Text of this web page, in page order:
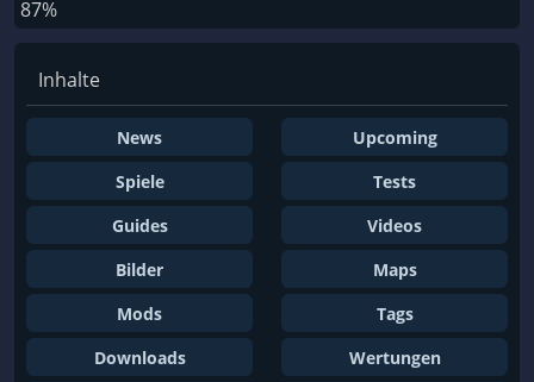
87%
Inhalte
News
Upcoming
Spiele
Tests
Guides
Videos
Bilder
Maps
Mods
Tags
Downloads
Wertungen